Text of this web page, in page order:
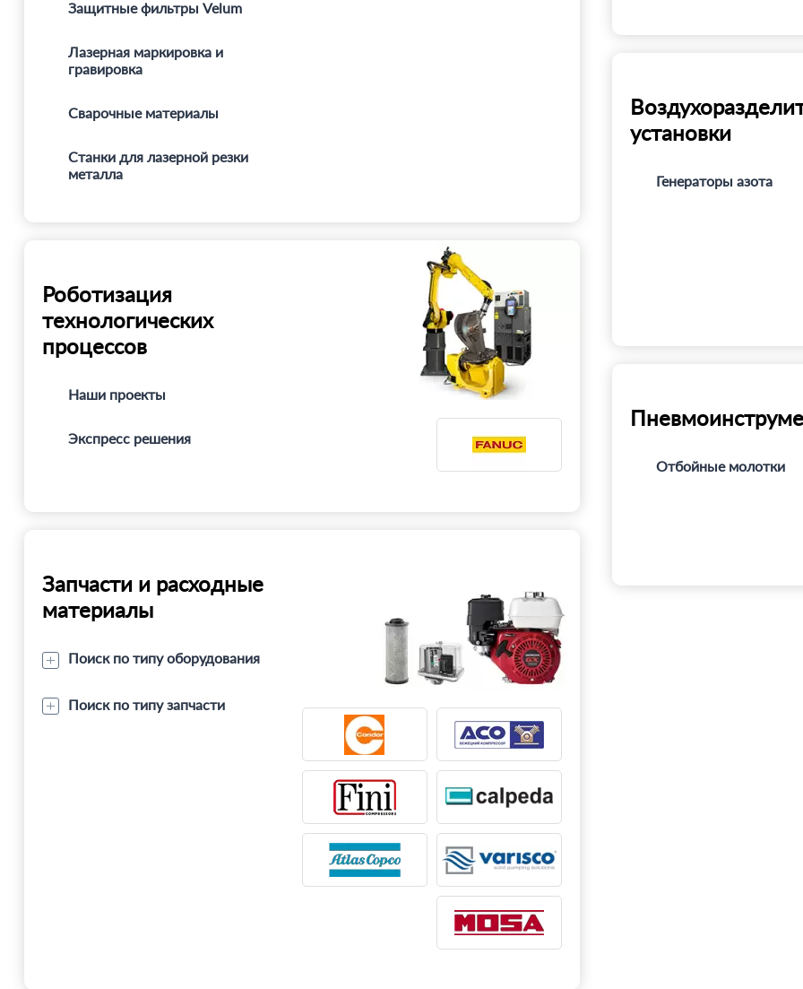
Защитные фильтры Velum
Лазерная маркировка и
гравировка
Сварочные материалы
Станки для лазерной резки
металла
Роботизация
технологических
процессов
Наши проекты
Экспресс решения
Запчасти и расходные
материалы
Поиск по типу оборудования
Поиск по типу запчасти
установки
Генераторы азота
Отбойные молотки